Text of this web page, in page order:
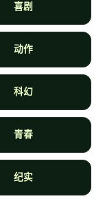
喜剧
动作
科幻
青春
纪实